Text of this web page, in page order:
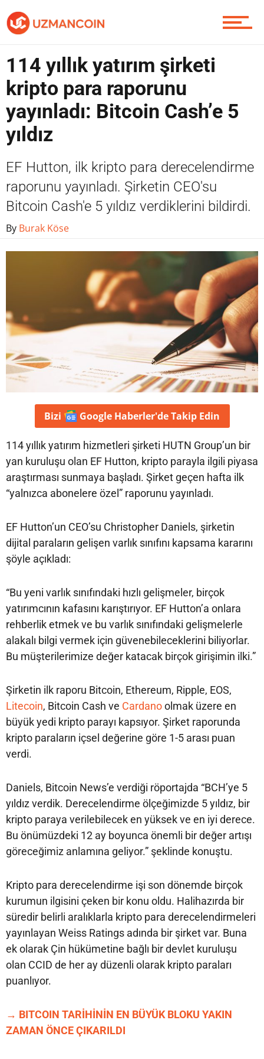
Piyasa
Soru Sor
114 yıllık yatırım şirketi
kripto para raporunu
yayınladı: Bitcoin Cash’e 5
yıldız
EF Hutton, ilk kripto para derecelendirme
raporunu yayınladı. Şirketin CEO'su
Bitcoin Cash'e 5 yıldız verdiklerini bildirdi.
By Burak Köse
Bizi Google Haberler'deTakip Edin
114 yıllık yatırım hizmetleri şirketi HUTN Group’un bir
yan kuruluşu olan EF Hutton, kripto parayla ilgili piyasa
araştırması sunmaya başladı. Şirket geçen hafta ilk
“yalnızca abonelere özel” raporunu yayınladı.
EF Hutton’un CEO’su Christopher Daniels, şirketin
dijital paraların gelişen varlık sınıfını kapsama kararını
şöyle açıkladı:
“Bu yeni varlık sınıfındaki hızlı gelişmeler, birçok
yatırımcının kafasını karıştırıyor. EF Hutton’a onlara
rehberlik etmek ve bu varlık sınıfındaki gelişmelerle
alakalı bilgi vermek için güvenebileceklerini biliyorlar.
Bu müşterilerimize değer katacak birçok girişimin ilki.”
Şirketin ilk raporu Bitcoin, Ethereum, Ripple, EOS,
Litecoin, Bitcoin Cash ve Cardanoolmak üzere en
büyük yedi kripto parayı kapsıyor. Şirket raporunda
kripto paraların içsel değerine göre 1-5 arası puan
verdi.
Daniels, Bitcoin News’e verdiği röportajda “BCH’ye 5
yıldız verdik. Derecelendirme ölçeğimizde 5 yıldız, bir
kripto paraya verilebilecek en yüksek ve en iyi derece.
Bu önümüzdeki 12 ay boyunca önemli bir değer artışı
göreceğimiz anlamına geliyor.” şeklinde konuştu.
Kripto para derecelendirme işi son dönemde birçok
kurumun ilgisini çeken bir konu oldu. Halihazırda bir
süredir belirli aralıklarla kripto para derecelendirmeleri
yayınlayan Weiss Ratings adında bir şirket var. Buna
ek olarak Çin hükümetine bağlı bir devlet kuruluşu
olan CCID de her ay düzenli olarak kripto paraları
puanlıyor.
→ BITCOIN TARİHİNİN EN BÜYÜK BLOKU YAKIN
ZAMAN ÖNCE ÇIKARILDI